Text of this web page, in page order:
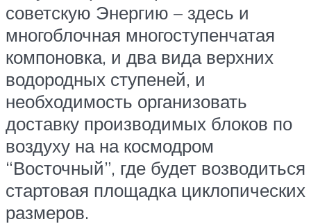
советскую Энергию – здесь и
многоблочная многоступенчатая
компоновка, и два вида верхних
водородных ступеней, и
необходимость организовать
доставку производимых блоков по
воздуху на на космодром
“Восточный”, где будет возводиться
стартовая площадка циклопических
размеров.